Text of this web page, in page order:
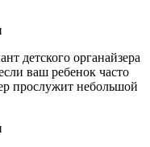
детского органайзера
ваш ребенок часто
прослужит небольшой